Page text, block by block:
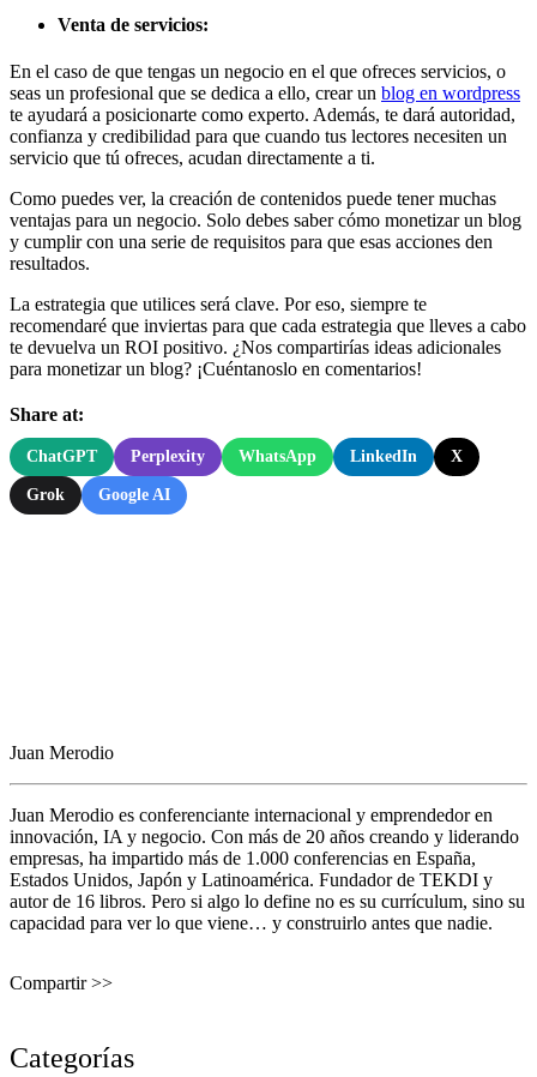
Venta de servicios:
En el caso de que tengas un negocio en el que ofreces servicios, o
seas un profesional que se dedica a ello, crear un blog en wordpress
te ayudará a posicionarte como experto. Además, te dará autoridad,
confianza y credibilidad para que cuando tus lectores necesiten un
servicio que tú ofreces, acudan directamente a ti.
Como puedes ver, la creación de contenidos puede tener muchas
ventajas para un negocio. Solo debes saber cómo monetizar un blog
y cumplir con una serie de requisitos para que esas acciones den
resultados.
La estrategia que utilices será clave. Por eso, siempre te
recomendaré que inviertas para que cada estrategia que lleves a cabo
te devuelva un ROI positivo. ¿Nos compartirías ideas adicionales
para monetizar un blog? ¡Cuéntanoslo en comentarios!
Share at:
ChatGPT Perplexity WhatsApp LinkedIn X
Grok Google AI
Juan Merodio
Juan Merodio es conferenciante internacional y emprendedor en
innovación, IA y negocio. Con más de 20 años creando y liderando
empresas, ha impartido más de 1.000 conferencias en España,
Estados Unidos, Japón y Latinoamérica. Fundador de TEKDI y
autor de 16 libros. Pero si algo lo define no es su currículum, sino su
capacidad para ver lo que viene… y construirlo antes que nadie.
Compartir >>
Categorías